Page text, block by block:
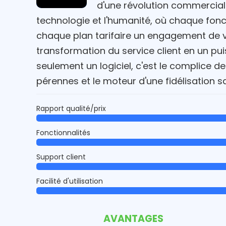
d'une révolution
technologie et l'humanité, où chaque
chaque plan tarifaire un engagement de
transformation du service client en un
seulement un logiciel, c'est le complice
pérennes et le moteur d'une fidélisation
Rapport qualité/prix
Fonctionnalités
Support client
Facilité d'utilisation
AVANTAGES